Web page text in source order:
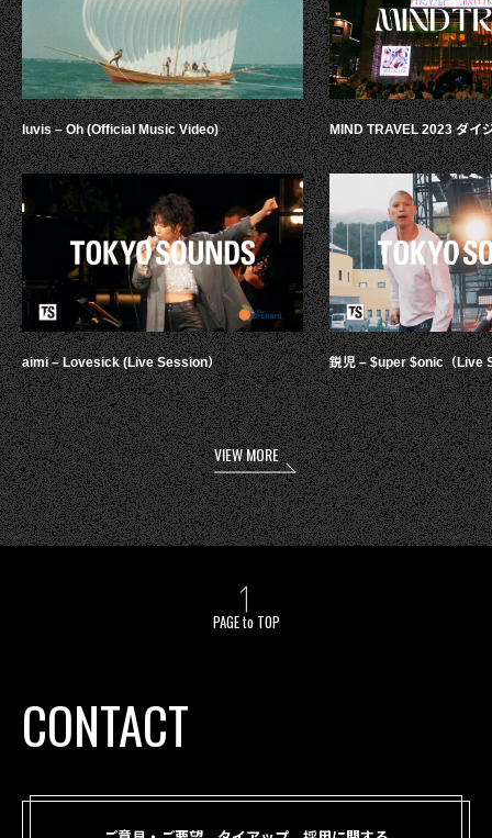
luvis – Oh (Official Music Video)
aimi – Lovesick (Live Session）
MIND TRAVEL 2023 ダイ
鋭児 – $uper $onic（Live
VIEW MORE
PAGE to TOP
CONTACT